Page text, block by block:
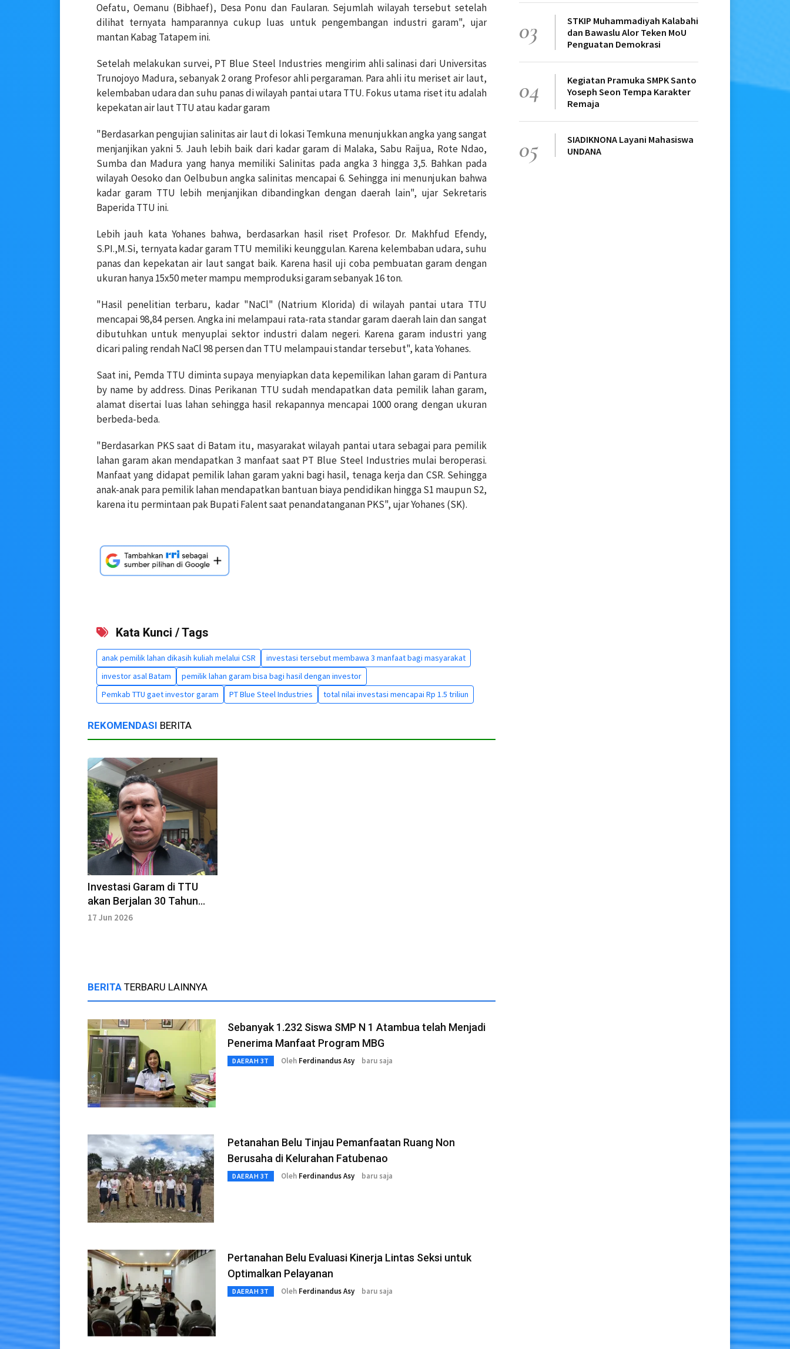
Oefatu, Oemanu (Bibhaef), Desa Ponu dan Faularan. Sejumlah wilayah tersebut setelah
dilihat ternyata hamparannya cukup luas untuk pengembangan industri garam", ujar
mantan Kabag Tatapem ini.
Setelah melakukan survei, PT Blue Steel Industries mengirim ahli salinasi dari Universitas
Trunojoyo Madura, sebanyak 2 orang Profesor ahli pergaraman. Para ahli itu meriset air laut,
kelembaban udara dan suhu panas di wilayah pantai utara TTU. Fokus utama riset itu adalah
kepekatan air laut TTU atau kadar garam
"Berdasarkan pengujian salinitas air laut di lokasi Temkuna menunjukkan angka yang sangat
menjanjikan yakni 5. Jauh lebih baik dari kadar garam di Malaka, Sabu Raijua, Rote Ndao,
Sumba dan Madura yang hanya memiliki Salinitas pada angka 3 hingga 3,5. Bahkan pada
wilayah Oesoko dan Oelbubun angka salinitas mencapai 6. Sehingga ini menunjukan bahwa
kadar garam TTU lebih menjanjikan dibandingkan dengan daerah lain", ujar Sekretaris
Baperida TTU ini.
Lebih jauh kata Yohanes bahwa, berdasarkan hasil riset Profesor. Dr. Makhfud Efendy,
S.PI.,M.Si, ternyata kadar garam TTU memiliki keunggulan. Karena kelembaban udara, suhu
panas dan kepekatan air laut sangat baik. Karena hasil uji coba pembuatan garam dengan
ukuran hanya 15x50 meter mampu memproduksi garam sebanyak 16 ton.
"Hasil penelitian terbaru, kadar "NaCl" (Natrium Klorida) di wilayah pantai utara TTU
mencapai 98,84 persen. Angka ini melampaui rata-rata standar garam daerah lain dan sangat
dibutuhkan untuk menyuplai sektor industri dalam negeri. Karena garam industri yang
dicari paling rendah NaCl 98 persen dan TTU melampaui standar tersebut", kata Yohanes.
Saat ini, Pemda TTU diminta supaya menyiapkan data kepemilikan lahan garam di Pantura
by name by address. Dinas Perikanan TTU sudah mendapatkan data pemilik lahan garam,
alamat disertai luas lahan sehingga hasil rekapannya mencapai 1000 orang dengan ukuran
berbeda-beda.
"Berdasarkan PKS saat di Batam itu, masyarakat wilayah pantai utara sebagai para pemilik
lahan garam akan mendapatkan 3 manfaat saat PT Blue Steel Industries mulai beroperasi.
Manfaat yang didapat pemilik lahan garam yakni bagi hasil, tenaga kerja dan CSR. Sehingga
anak-anak para pemilik lahan mendapatkan bantuan biaya pendidikan hingga S1 maupun S2,
karena itu permintaan pak Bupati Falent saat penandatanganan PKS", ujar Yohanes (SK).
Kata Kunci / Tags
anak pemilik lahan dikasih kuliah melalui CSR
investasi tersebut membawa 3 manfaat bagi masyarakat
investor asal Batam
pemilik lahan garam bisa bagi hasil dengan investor
Pemkab TTU gaet investor garam
PT Blue Steel Industries total nilai investasi mencapai Rp 1.5 triliun
REKOMENDASI BERITA
Investasi Garam di TTU
akan Berjalan 30 Tahun
dan Nilai Investasi Rp 2
17 Jun 2026
BERITA TERBARU LAINNYA
Sebanyak 1.232 Siswa SMP N 1 Atambua telah Menjadi
Penerima Manfaat Program MBG
DAERAH 3T Oleh Ferdinandus Asy baru saja
Petanahan Belu Tinjau Pemanfaatan Ruang Non
Berusaha di Kelurahan Fatubenao
DAERAH 3T Oleh Ferdinandus Asy baru saja
Pertanahan Belu Evaluasi Kinerja Lintas Seksi untuk
Optimalkan Pelayanan
DAERAH 3T Oleh Ferdinandus Asy baru saja
03
STKIP Muhammadiyah Kalabahi
dan Bawaslu Alor Teken MoU
Penguatan Demokrasi
04
Kegiatan Pramuka SMPK Santo
Yoseph Seon Tempa Karakter
Remaja
05
SIADIKNONA Layani Mahasiswa
UNDANA